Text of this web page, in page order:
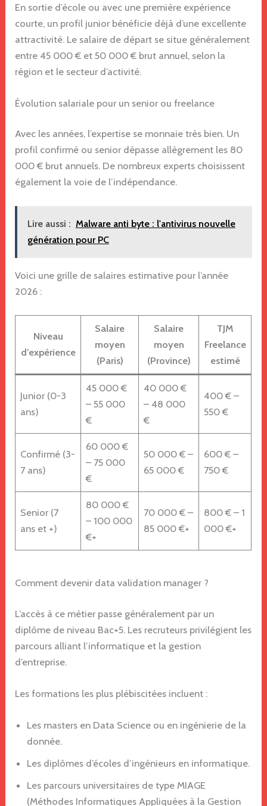
En sortie d’école ou avec une première expérience
courte, un profil junior bénéficie déjà d’une excellente
attractivité. Le salaire de départ se situe généralement
entre 45 000 € et 50 000 € brut annuel, selon la
région et le secteur d’activité.
Évolution salariale pour un senior ou freelance
Avec les années, l’expertise se monnaie très bien. Un
profil confirmé ou senior dépasse allègrement les 80
000 € brut annuels. De nombreux experts choisissent
également la voie de l’indépendance.
Lire aussi : Malware anti byte : l'antivirus nouvelle
génération pour PC
Voici une grille de salaires estimative pour l’année
2026 :
Niveau
d’expérience
Salaire
moyen
(Paris)
Salaire
moyen
(Province)
TJM
Freelance
estimé
Junior (0-3
ans)
45 000 €
– 55 000
€
40 000 €
– 48 000
€
400 € –
550 €
Confirmé (3-
7 ans)
60 000 €
– 75 000
€
50 000 € –
65 000 €
600 € –
750 €
Senior (7
ans et +)
80 000 €
– 100 000
€+
70 000 € –
85 000 €+
800 € – 1
000 €+
Comment devenir data validation manager ?
L’accès à ce métier passe généralement par un
diplôme de niveau Bac+5. Les recruteurs privilégient les
parcours alliant l’informatique et la gestion
d’entreprise.
Les formations les plus plébiscitées incluent :
Les masters en Data Science ou en ingénierie de la
donnée.
Les diplômes d’écoles d’ingénieurs en informatique.
Les parcours universitaires de type MIAGE
(Méthodes Informatiques Appliquées à la Gestion